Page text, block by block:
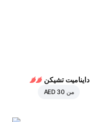
دايناميت تشيكن
من AED 30